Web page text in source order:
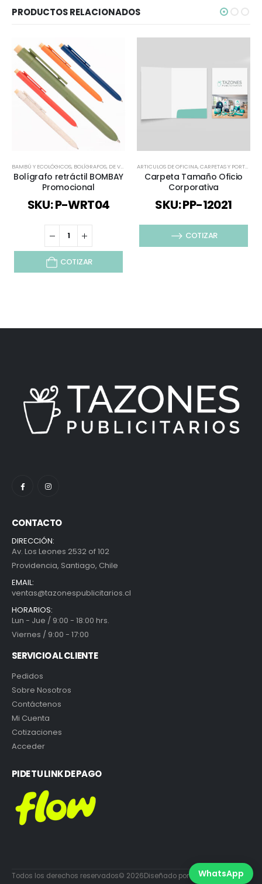
PRODUCTOS RELACIONADOS
BAMBÚ Y ECOLÓGICOS, BOLÍGRAFOS, DE VUELTA AL COLEGIO ,ECOLÓGICOS Y SUSTENTABLES
Bolígrafo retráctil BOMBAY
Promocional
SKU: P-WRT04
COTIZAR
ARTICULOS DE OFICINA,CARPETAS Y PORTAFOLIOS
Carpeta Tamaño Oficio
Corporativa
SKU: PP-12021
COTIZAR
CONTACTO
DIRECCIÓN:
Av. Los Leones 2532 of 102
Providencia, Santiago, Chile
EMAIL:
ventas@tazonespublicitarios.cl
HORARIOS:
Lun - Jue / 9:00 - 18:00 hrs.
Viernes / 9:00 - 17:00
SERVICIO AL CLIENTE
Pedidos
Sobre Nosotros
Contáctenos
Mi Cuenta
Cotizaciones
Acceder
PIDE TU LINK DE PAGO
Todos los derechos reservados© 2026Diseñado por DiabloEstudio.cl
WhatsApp